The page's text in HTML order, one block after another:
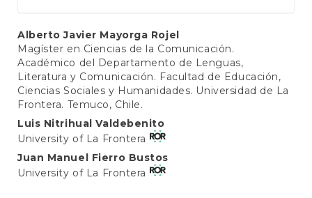
Main
Article
Content
Alberto Javier Mayorga Rojel
Magíster en Ciencias de la Comunicación.
Académico del Departamento de Lenguas,
Literatura y Comunicación. Facultad de Educación,
Ciencias Sociales y Humanidades. Universidad de La
Frontera. Temuco, Chile.
Luis Nitrihual Valdebenito
University of La Frontera
Juan Manuel Fierro Bustos
University of La Frontera